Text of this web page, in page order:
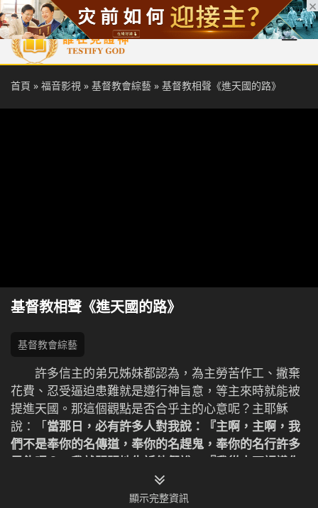
首頁 每日靈糧 天國福音 基督徒見證 信仰解答 聖經
首頁 » 福音影視 » 基督教會綜藝 » 基督教相聲《進天國的路》
基督教相聲《進天國的路》
基督教會綜藝
許多信主的弟兄姊妹都認為，為主勞苦作工、撇棄
花費、忍受逼迫患難就是遵行神旨意，等主來時就能被
提進天國。那這個觀點是否合乎主的心意呢？主耶穌
說：「當那日，必有許多人對我說：『主啊，主啊，我
們不是奉你的名傳道，奉你的名趕鬼，奉你的名行許多
異能嗎？』我就明明地告訴他們說：『我從來不認識你
們，你們這些作惡的人，離開我去吧！』
7:22-23）為何奉主的名勞苦作工的人反倒成了作惡的
顯示完整資訊